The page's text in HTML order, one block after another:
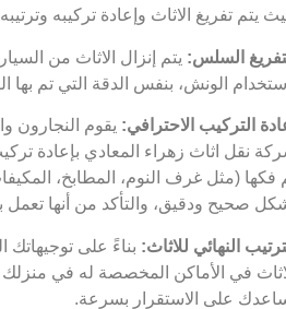
يتم تفريغ الاثاث وإعادة تركيبه وترتيبه
السلس: يتم إنزال الاثاث من
الونش، بنفس الدقة التي تم بها
التركيب الاحترافي: يقوم النجارون
نقل اثاث زهراء المعادي بإعادة
فكها (مثل غرف النوم، المطابخ،
صحيح ودقيق، والتأكد من أنها تعمل
النهائي للاثاث: بناءً على
في الأماكن المخصصة له في منزلك
على الاستقرار بسرعة.